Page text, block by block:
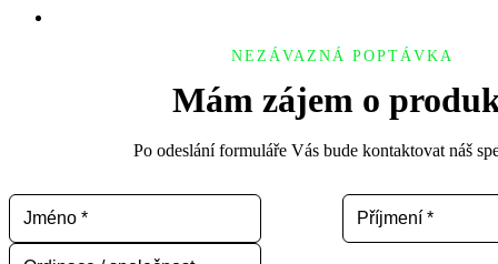
NEZÁVAZNÁ POPTÁVKA
Mám zájem o
Po odeslání formuláře Vás bude kontaktovat náš